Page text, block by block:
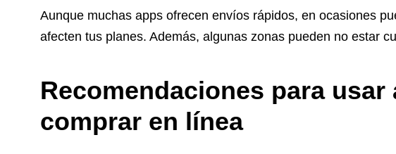
Aunque muchas apps ofrecen envíos rápidos, en ocasiones
afecten tus planes. Además, algunas zonas pueden no estar
Recomendaciones para usar
comprar en línea